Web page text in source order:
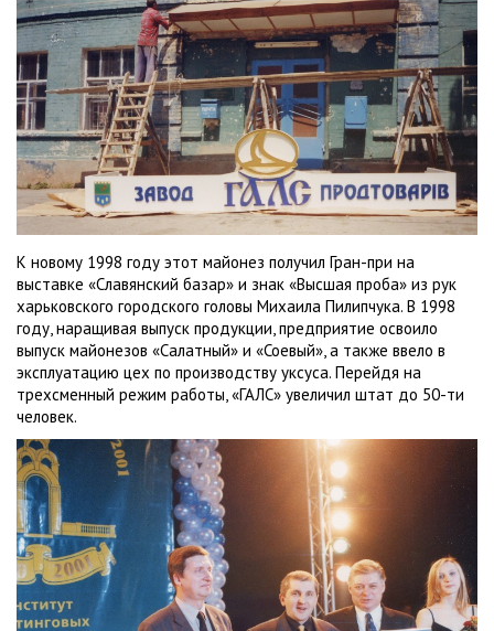
К новому 1998 году этот майонез получил Гран-при на
выставке «Славянский базар» и знак «Высшая проба» из рук
харьковского городского головы Михаила Пилипчука. В 1998
году, наращивая выпуск продукции, предприятие освоило
выпуск майонезов «Салатный» и «Соевый», а также ввело в
эксплуатацию цех по производству уксуса. Перейдя на
трехсменный режим работы, «ГАЛС» увеличил штат до 50-ти
человек.